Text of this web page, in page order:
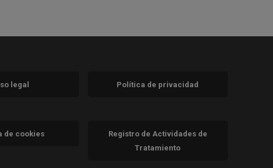
nueva)
legal Política de privacidad
de cookies
Registro de Actividades de
Tratamiento